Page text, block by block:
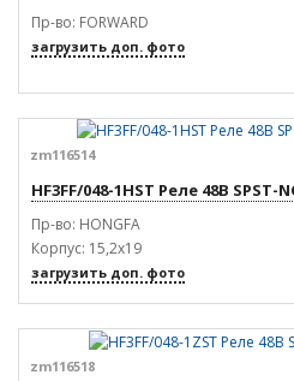
Пр-во: FORWARD
загрузить доп. фото
zm116514
HF3FF/048-1HST Реле 48В SPST-
Пр-во: HONGFA
Корпус: 15,2x19
загрузить доп. фото
zm116518